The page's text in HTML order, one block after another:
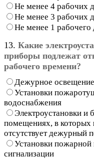
Не менее 4 рабочих
Не менее 3 рабочих
Не менее 1 рабочего
13. Какие
приборы подлежат
рабочего времени?
Дежурное освещение
Установки
водоснабжения
Электроустановки и
помещениях, в которых
отсутствует дежурный
Установки
сигнализации